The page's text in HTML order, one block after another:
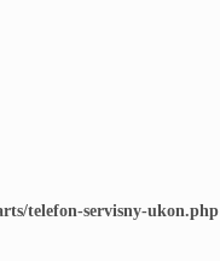
telefon-servisny-ukon.php